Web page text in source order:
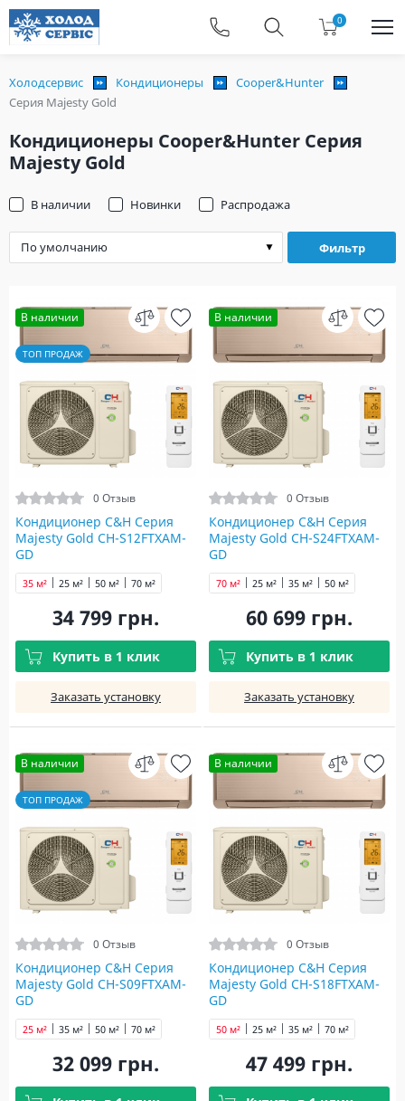
0
Холодсервис Кондиционеры
Cooper&Hunter
Серия Majesty Gold
Кондиционеры Cooper&Hunter Серия
Majesty Gold
Фильтр
В наличии Новинки Распродажа
В наличии
ТОП ПРОДАЖ
0 Отзыв
Кондиционер C&H Серия
Majesty Gold CH-S12FTXAM-
GD
25 м²
35 м² 50 м² 70 м²
34 799 грн.
Купить в 1 клик
Заказать установку
В наличии
0 Отзыв
Кондиционер C&H Серия
Majesty Gold CH-S24FTXAM-
GD
25 м² 35 м² 50 м²
70 м²
60 699 грн.
Купить в 1 клик
Заказать установку
В наличии
ТОП ПРОДАЖ
0 Отзыв
Кондиционер C&H Серия
Majesty Gold CH-S09FTXAM-
GD
25 м² 35 м² 50 м² 70 м²
32 099 грн.
В наличии
0 Отзыв
Кондиционер C&H Серия
Majesty Gold CH-S18FTXAM-
GD
25 м² 35 м²
50 м² 70 м²
47 499 грн.